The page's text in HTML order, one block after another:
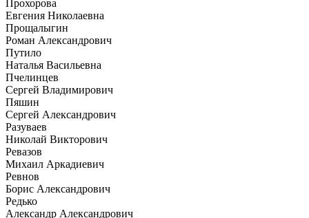
Прохорова
Евгения Николаевна
Прощалыгин
Роман Александрович
Путило
Наталья Васильевна
Пчелинцев
Сергей Владимирович
Пяшин
Сергей Александрович
Разуваев
Николай Викторович
Ревазов
Михаил Аркадиевич
Ревнов
Борис Александрович
Редько
Александр Александрович